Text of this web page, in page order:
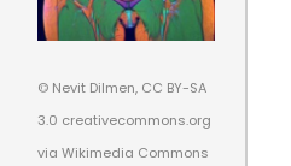
© Nevit Dilmen, CC BY-SA
3.0 creativecommons.org
via Wikimedia Commons